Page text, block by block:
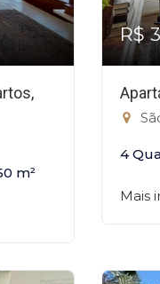
m²
R$
4
Mais